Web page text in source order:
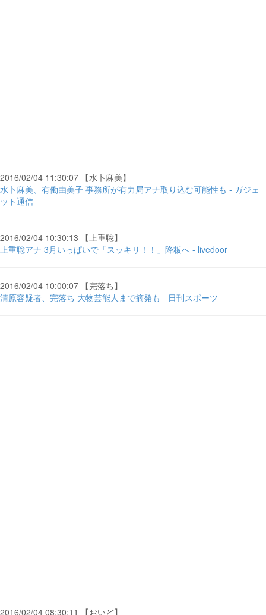
2016/02/04 11:30:07 【水卜麻美】
水卜麻美、有働由美子 事務所が有力局アナ取り込む可能性も - ガジェ
ット通信
2016/02/04 10:30:13 【上重聡】
上重聡アナ 3月いっぱいで「スッキリ！！」降板へ - livedoor
2016/02/04 10:00:07 【完落ち】
清原容疑者、完落ち 大物芸能人まで摘発も - 日刊スポーツ
2016/02/04 08:30:11 【おいど】